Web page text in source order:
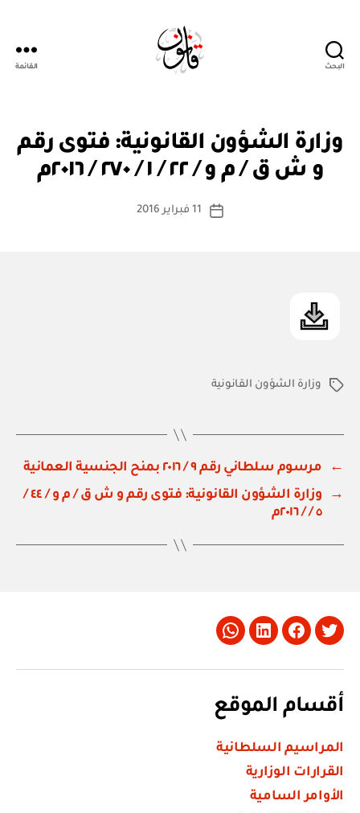
البحث القائمة
التصنيفاتف
تا
وزارة الشؤون القانونية: فتوى رقم
و ش ق / م و / ٢٢ / ١ / ٢٧٠ / ٢٠١٦م
كاتب
بو
ا
س
ة
تاريخ
11 فبراير 2016
الوسوموزارة الشؤون القانونية
←
مرسوم سلطاني رقم ٩ / ٢٠١٦ بمنح الجنسية العمانية
→
وزارة الشؤون القانونية: فتوى رقم و ش ق / م و / ٤٤ /
٥ / / ٢٠١٦م
Twitter
Facebook
LinkedIn
Whatsapp
أقسام الموقع
المراسيم السلطانية
القرارات الوزارية
الأوامر السامية